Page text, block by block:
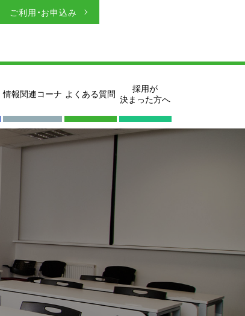
ご利用・お申込み
情報関連コーナ よくある質問
採用が
決まった方へ